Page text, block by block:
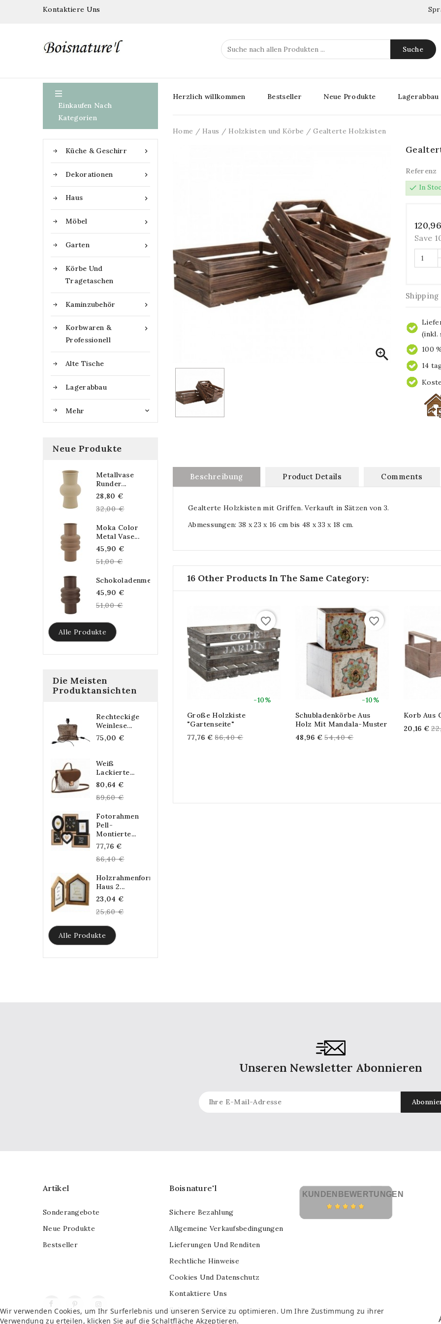
Kontaktiere Uns
Suche

Einkaufen Nach
Kategorien

Küche & Geschirr

Dekorationen

Haus

Möbel

Garten
Körbe Und
Tragetaschen

Kaminzubehör

Korbwaren &
Professionell
Alte Tische
Lagerabbau
Mehr 
Neue Produkte
Metallvase
Runder...
28,80 €
price
32,00 €
Moka Color
Metal Vase...
45,90 €
51,00 €
Schokoladenmetallvase...
45,90 €
51,00 €
Alle Produkte
Die Meisten
Produktansichten
Rechteckige
Weinlese...
75,00 €
Weiß
Lackierte...
80,64 €
price
89,60 €
Fotorahmen
Pell-
Montierte...
77,76 €
price
86,40 €
Holzrahmenform
Haus 2...
23,04 €
price
25,60 €
Alle Produkte
Herzlich willkommen Bestseller Neue Produkte Lagerabbau
Home Haus Holzkisten und Körbe Gealterte Holzkisten

Referenz
check In
Save
Shipping
(inkl.
100
14
Beschreibung Product Details Comments
Gealterte Holzkisten mit Griffen. Verkauft in Sätzen von 3.
Abmessungen: 38 x 23 x 16 cm bis 48 x 33 x 18 cm.
16 Other Products In The Same Category:
-10%
favorite_border
Große Holzkiste
"Gartenseite"
77,76 € Regular
86,40 €
-10%
favorite_border
Schubladenkörbe Aus
Holz Mit Mandala-Muster
48,96 € Regular
54,40 €
Korb Aus
20,16 €
Unseren Newsletter Abonnieren
FacebookPinterest
Artikel
Sonderangebote
Neue Produkte
Bestseller
Boisnature'l
Sichere Bezahlung
Allgemeine Verkaufsbedingungen
Lieferungen Und Renditen
Rechtliche Hinweise
Cookies Und Datenschutz
Kontaktiere Uns
Seitenverzeichnis
Wir verwenden Cookies, um Ihr Surferlebnis und unseren Service zu optimieren. Um Ihre Zustimmung zu ihrer
Verwendung zu erteilen, klicken Sie auf die Schaltfläche Akzeptieren.
KUNDENBEWERTUNGEN